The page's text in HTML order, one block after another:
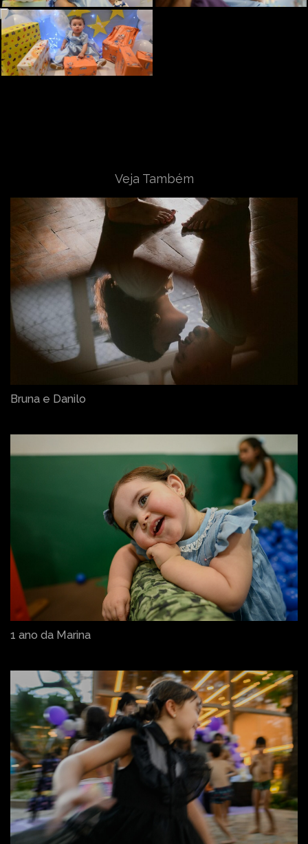
Veja Também
Bruna e Danilo
1 ano da Marina